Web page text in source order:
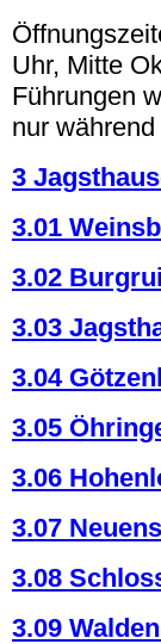
Uhr, Mitte
Führungen
nur
3
3.01
3.02
3.03
3.04
3.05
3.06
3.07
3.08
3.09